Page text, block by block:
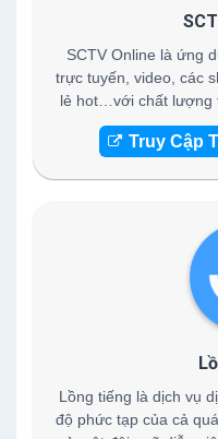
SCTV Online là ứng
trực tuyến, video, các
lẻ hot…với chất lượng
Truy Cập
Lồng tiếng là dịch vụ
độ phức tạp của cả